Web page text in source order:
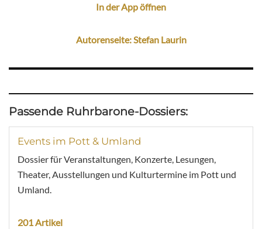
In der App öffnen
Autorenseite: Stefan Laurin
Passende Ruhrbarone-Dossiers:
Events im Pott & Umland
Dossier für Veranstaltungen, Konzerte, Lesungen,
Theater, Ausstellungen und Kulturtermine im Pott und
Umland.
201 Artikel